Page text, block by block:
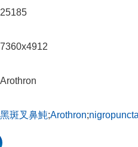
25185
7360x4912
Arothron
黑斑叉鼻魨;Arothron;